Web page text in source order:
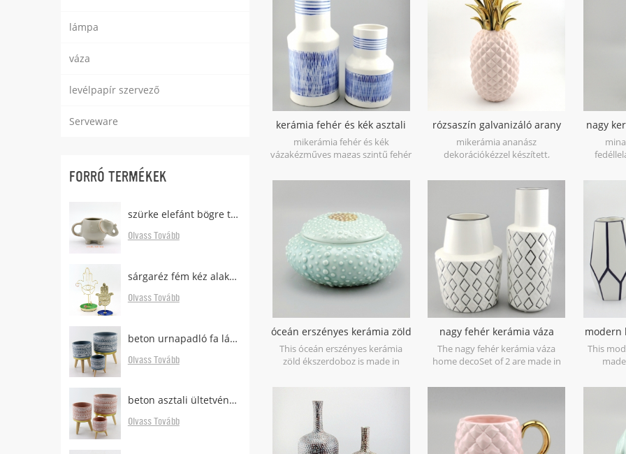
lámpa
váza
levélpapír szervező
Serveware
FORRÓ TERMÉKEK
szürke elefánt bögre tea táska tartóval
Olvass Tovább
sárgaréz fém kéz alakú fülbevaló állvány tálcával
Olvass Tovább
beton urnapadló fa lábakkal
Olvass Tovább
beton asztali ültetvényes erdős lábakkal eladó
Olvass Tovább
19.7''h and 16.7''h.
kerámia fehér és kék asztali
váza kézfesték
mikerámia fehér és kék
vázakézműves magas szintű fehér
kemencében történő tüzelés
modern legyen.
rózsaszín galvanizáló arany
ananász figura otthoni deco
mikerámia ananász
dekorációkézzel készített,
vagy kék máz alján, csillogó
aranybevonattal, nagyon szép
nagy
arany
nagyon
tárgya
óceán erszényes kerámia zöld
ékszerdoboz
This óceán erszényes kerámia
zöld ékszerdoboz is made in
Can be used for jewelry storage or
dry food and goods. Microwave
safe and food safe.
nagy fehér kerámia váza
home deco
The nagy fehér kerámia váza
home decoSet of 2 are made in
white with transparent glaze on
white glaze finish. Is much more
beautiful,precious and high value.
modern
This
home